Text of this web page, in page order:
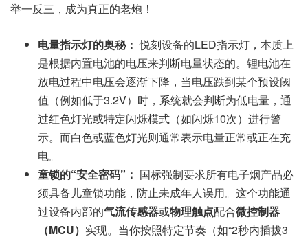
举一反三，成为真正的老炮！
电量指示灯的奥秘： 悦刻设备的LED指示灯，本质上
是根据内置电池的电压来判断电量状态的。锂电池在
放电过程中电压会逐渐下降，当电压跌到某个预设阈
值（例如低于3.2V）时，系统就会判断为低电量，通
过红色灯光或特定闪烁模式（如闪烁10次）进行警
示。而白色或蓝色灯光则通常表示电量正常或正在充
电。
童锁的“安全密码”： 国标强制要求所有电子烟产品必
须具备儿童锁功能，防止未成年人误用。这个功能通
过设备内部的气流传感器或物理触点配合微控制器
（MCU） 实现。当你按照特定节奏（如“2秒内插拔3